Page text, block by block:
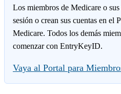
Los miembros de Medicare o
sesión o crean sus cuentas en el
Medicare. Todos los demás
comenzar con EntryKeyID.
Vaya al Portal para